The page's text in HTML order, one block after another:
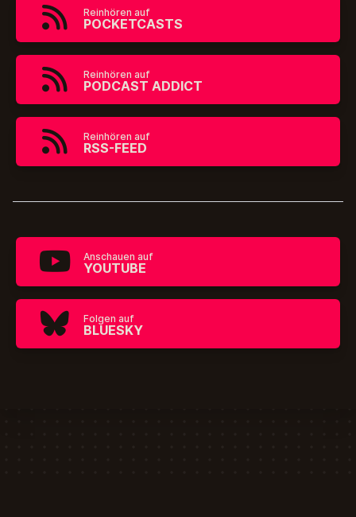
Reinhören auf
POCKETCASTS
Reinhören auf
PODCAST ADDICT
Reinhören auf
RSS-FEED
Anschauen auf
YOUTUBE
Folgen auf
BLUESKY